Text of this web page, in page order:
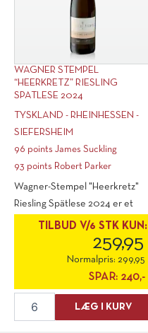
WAGNER STEMPEL
“HEERKRETZ” RIESLING
SPATLESE 2024
TYSKLAND - RHEINHESSEN -
SIEFERSHEIM
96 points James Suckling
93 points Robert Parker
Wagner-Stempel "Heerkretz"
Riesling Spätlese 2024 er et
studie i præcision, terroir og [...]
TILBUD V/6 STK KUN:
259,95
Normalpris: 299,95
SPAR: 240,-
Stempel
LÆG I KURV